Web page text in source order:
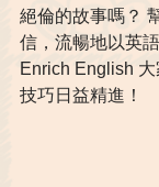
絕倫的故事嗎？
信，流暢地以英
Enrich English
技巧日益精進！